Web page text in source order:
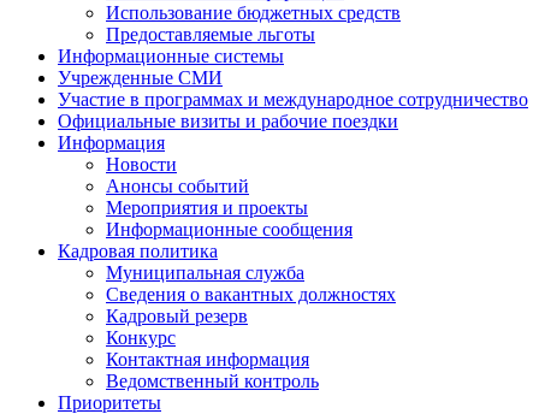
Использование бюджетных средств
Предоставляемые льготы
Информационные системы
Учрежденные СМИ
Участие в программах и международное сотрудничество
Официальные визиты и рабочие поездки
Информация
Новости
Анонсы событий
Мероприятия и проекты
Информационные сообщения
Кадровая политика
Муниципальная служба
Сведения о вакантных должностях
Кадровый резерв
Конкурс
Контактная информация
Ведомственный контроль
Приоритеты